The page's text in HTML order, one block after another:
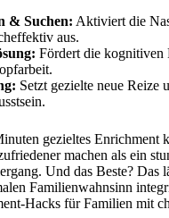
& Suchen: Aktiviert die
aus.
Fördert die kognitiven
Setzt gezielte neue Reize
gezieltes Enrichment
machen als ein
Und das Beste? Das
Familienwahnsinn
Hacks für Familien mit